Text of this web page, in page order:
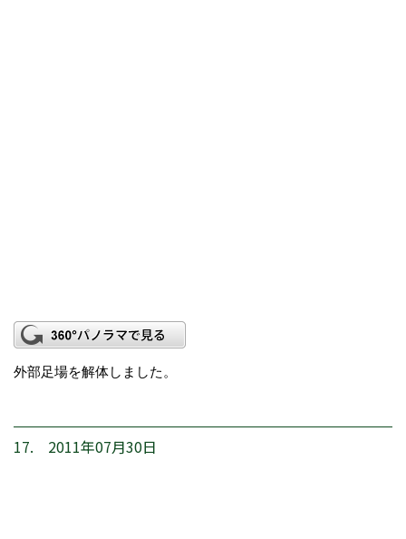
外部足場を解体しました。
17. 2011年07月30日